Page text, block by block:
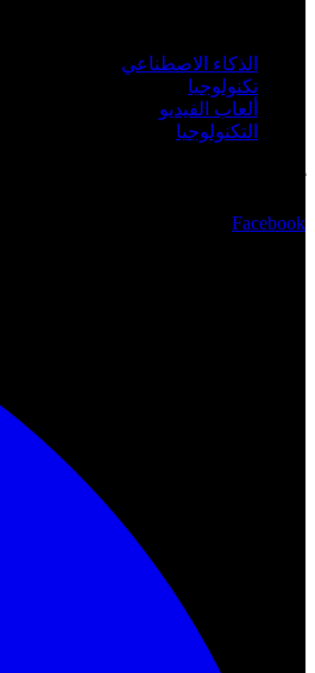
الذكاء الاصطناعي
تكنولوجيا
ألعاب الفيديو
التكنولوجيا
Facebook